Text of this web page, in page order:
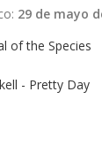
29 de mayo
of the Species
- Pretty Day